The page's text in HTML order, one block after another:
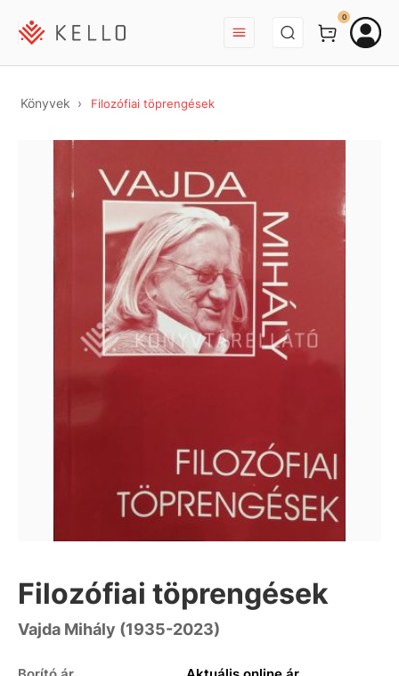
BEJELENTKEZÉS
0
Könyvek Filozófiai töprengések
Filozófiai töprengések
Vajda Mihály (1935-2023)